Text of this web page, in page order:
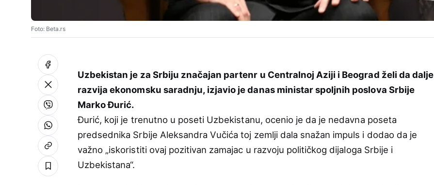
Foto: Beta.rs
Uzbekistan je za Srbiju značajan partenr u Centralnoj Aziji i Beograd želi da dalje
razvija ekonomsku saradnju, izjavio je danas ministar spoljnih poslova Srbije
Marko Đurić.
Đurić, koji je trenutno u poseti Uzbekistanu, ocenio je da je nedavna poseta
predsednika Srbije Aleksandra Vučića toj zemlji dala snažan impuls i dodao da je
važno „iskoristiti ovaj pozitivan zamajac u razvoju političkog dijaloga Srbije i
Uzbekistana“.